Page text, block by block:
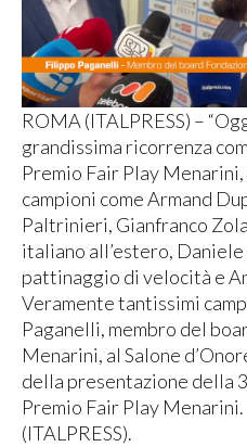
ROMA (ITALPRESS) –
grandissima ricorrenza
Premio Fair Play
campioni come Armand
Paltrinieri, Gianfranco
italiano all’estero,
pattinaggio di velocità e
Veramente tantissimi
Paganelli, membro del
Menarini, al Salone
della presentazione della
Premio Fair Play Menarini.
(ITALPRESS).